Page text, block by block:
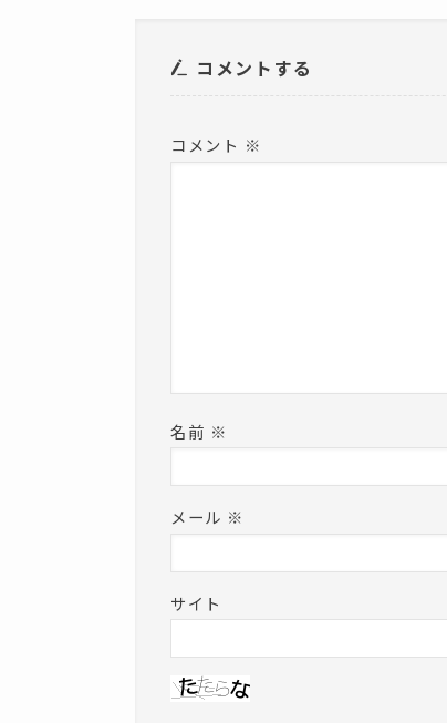
す コメントする
コメント ※
名前 ※
メール ※
サイト